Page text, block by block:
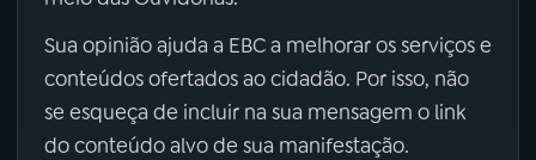
Sua opinião ajuda a EBC a melhorar os serviços e
conteúdos ofertados ao cidadão. Por isso, não
se esqueça de incluir na sua mensagem o link
do conteúdo alvo de sua manifestação.